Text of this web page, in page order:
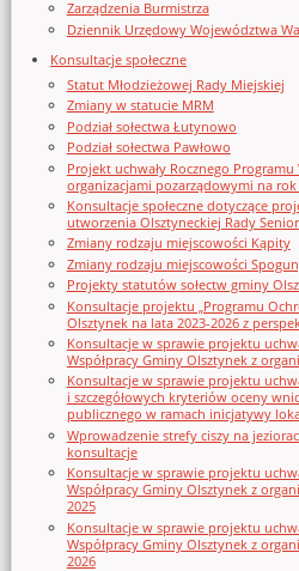
Zarządzenia Burmistrza
Dziennik Urzędowy Województwa
Konsultacje społeczne
Statut Młodzieżowej Rady Miejskiej
Zmiany w statucie MRM
Podział sołectwa Łutynowo
Podział sołectwa Pawłowo
Projekt uchwały Rocznego
organizacjami pozarządowymi na rok
Konsultacje społeczne dotyczące
utworzenia Olsztyneckiej Rady
Zmiany rodzaju miejscowości Kąpity
Zmiany rodzaju miejscowości
Projekty statutów sołectw gminy
Konsultacje projektu „Programu
Olsztynek na lata 2023-2026 z
Konsultacje w sprawie projektu
Współpracy Gminy Olsztynek z
Konsultacje w sprawie projektu
i szczegółowych kryteriów oceny
publicznego w ramach inicjatywy
Wprowadzenie strefy ciszy na
konsultacje
Konsultacje w sprawie projektu
Współpracy Gminy Olsztynek z
2025
Konsultacje w sprawie projektu
Współpracy Gminy Olsztynek z
2026